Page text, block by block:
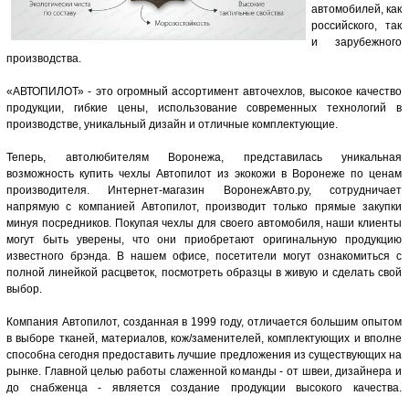
автомобилей, как
российского, так
и зарубежного
производства.
«АВТОПИЛОТ» - это огромный ассортимент авточехлов, высокое качество
продукции, гибкие цены, использование современных технологий в
производстве, уникальный дизайн и отличные комплектующие.
Теперь, автолюбителям Воронежа, представилась уникальная
возможность купить чехлы Автопилот из экокожи в Воронеже по ценам
производителя. Интернет-магазин ВоронежАвто.ру, сотрудничает
напрямую с компанией Автопилот, производит только прямые закупки
минуя посредников. Покупая чехлы для своего автомобиля, наши клиенты
могут быть уверены, что они приобретают оригинальную продукцию
известного брэнда. В нашем офисе, посетители могут ознакомиться с
полной линейкой расцветок, посмотреть образцы в живую и сделать свой
выбор.
Компания Автопилот, созданная в 1999 году, отличается большим опытом
в выборе тканей, материалов, кож/заменителей, комплектующих и вполне
способна сегодня предоставить лучшие предложения из существующих на
рынке. Главной целью работы слаженной команды - от швеи, дизайнера и
до снабженца - является создание продукции высокого качества.